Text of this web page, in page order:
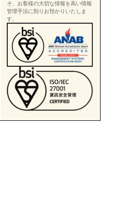
そ、お客様の大切な情報を高い情報
管理手法に則りお預かりいたしま
す。